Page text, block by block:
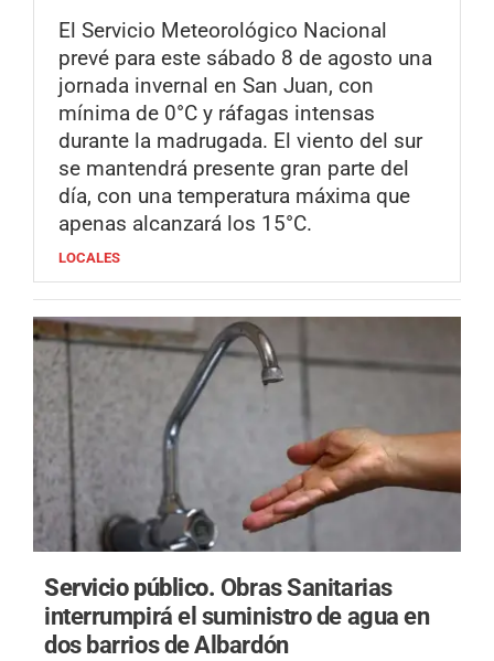
El Servicio Meteorológico Nacional
prevé para este sábado 8 de agosto una
jornada invernal en San Juan, con
mínima de 0°C y ráfagas intensas
durante la madrugada. El viento del sur
se mantendrá presente gran parte del
día, con una temperatura máxima que
apenas alcanzará los 15°C.
LOCALES
Servicio público. Obras Sanitarias
interrumpirá el suministro de agua en
dos barrios de Albardón